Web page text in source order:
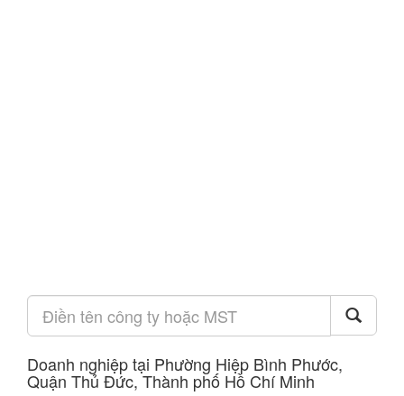
Doanh nghiệp tại Phường Hiệp Bình Phước,
Quận Thủ Đức, Thành phố Hồ Chí Minh